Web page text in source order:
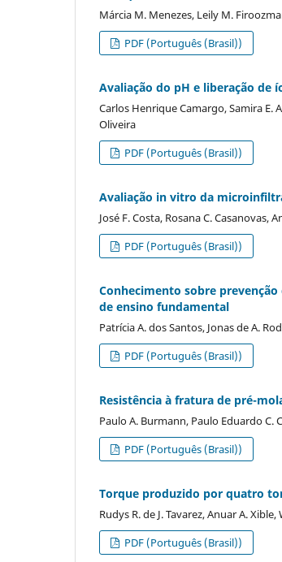
Márcia M. Menezes, Leily M.
PDF (Português (Brasil))
Avaliação do pH e liberação de
Carlos Henrique Camargo, Samira E.
Oliveira
PDF (Português (Brasil))
Avaliação in vitro da
José F. Costa, Rosana C. Casanovas,
PDF (Português (Brasil))
Conhecimento sobre
de ensino fundamental
Patrícia A. dos Santos, Jonas de A.
PDF (Português (Brasil))
Resistência à fratura de pré-
Paulo A. Burmann, Paulo Eduardo C.
PDF (Português (Brasil))
Torque produzido por quatro
Rudys R. de J. Tavarez, Anuar A.
PDF (Português (Brasil))